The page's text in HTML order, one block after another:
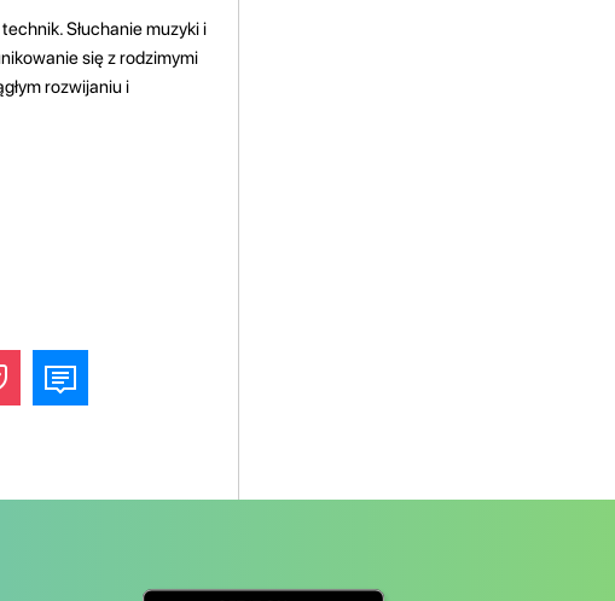
Słuchanie muzyki i
się z rodzimymi
rozwijaniu i